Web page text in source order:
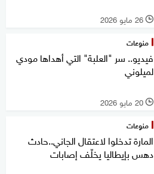
l 26 مايو 2026
منوعات
فيديو.. سر "العلبة" التي أهداها مودي
لميلوني
l 20 مايو 2026
منوعات
المارة تدخلوا لاعتقال الجاني..حادث
دهس بإيطاليا يخلّف إصابات